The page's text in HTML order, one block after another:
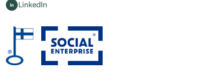
LinkedIn